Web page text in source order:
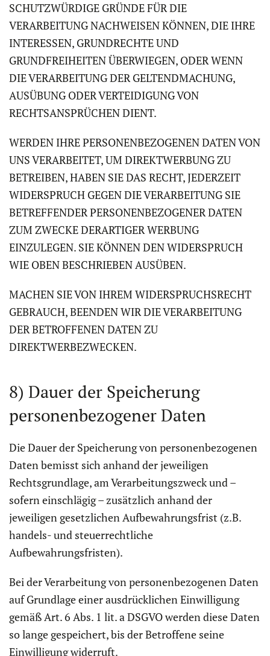
SCHUTZWÜRDIGE GRÜNDE FÜR DIE
VERARBEITUNG NACHWEISEN KÖNNEN, DIE IHRE
INTERESSEN, GRUNDRECHTE UND
GRUNDFREIHEITEN ÜBERWIEGEN, ODER WENN
DIE VERARBEITUNG DER GELTENDMACHUNG,
AUSÜBUNG ODER VERTEIDIGUNG VON
RECHTSANSPRÜCHEN DIENT.
WERDEN IHRE PERSONENBEZOGENEN DATEN VON
UNS VERARBEITET, UM DIREKTWERBUNG ZU
BETREIBEN, HABEN SIE DAS RECHT, JEDERZEIT
WIDERSPRUCH GEGEN DIE VERARBEITUNG SIE
BETREFFENDER PERSONENBEZOGENER DATEN
ZUM ZWECKE DERARTIGER WERBUNG
EINZULEGEN. SIE KÖNNEN DEN WIDERSPRUCH
WIE OBEN BESCHRIEBEN AUSÜBEN.
MACHEN SIE VON IHREM WIDERSPRUCHSRECHT
GEBRAUCH, BEENDEN WIR DIE VERARBEITUNG
DER BETROFFENEN DATEN ZU
DIREKTWERBEZWECKEN.
8) Dauer der Speicherung
personenbezogener Daten
Die Dauer der Speicherung von personenbezogenen
Daten bemisst sich anhand der jeweiligen
Rechtsgrundlage, am Verarbeitungszweck und –
sofern einschlägig – zusätzlich anhand der
jeweiligen gesetzlichen Aufbewahrungsfrist (z.B.
handels- und steuerrechtliche
Aufbewahrungsfristen).
Bei der Verarbeitung von personenbezogenen Daten
auf Grundlage einer ausdrücklichen Einwilligung
gemäß Art. 6 Abs. 1 lit. a DSGVO werden diese Daten
so lange gespeichert, bis der Betroffene seine
Einwilligung widerruft.